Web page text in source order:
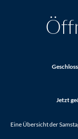
Klicken,
Klicken,
Jetzt
Eine Übersicht der